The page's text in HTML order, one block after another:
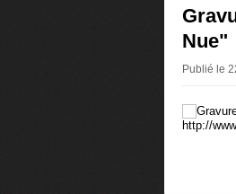
Nue"
Publié le
http://